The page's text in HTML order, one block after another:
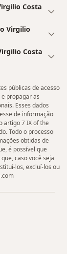
Costa
Virgilio
Costa
públicas de acesso
propagar as
Esses dados
de informação
artigo 7 IX of the
Todo o processo
obtidas de
é possível que
caso você seja
los, excluí-los ou